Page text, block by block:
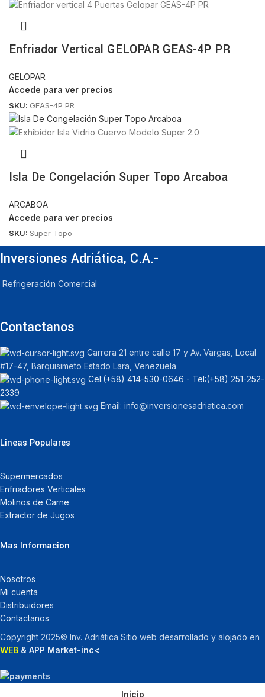
Enfriador Vertical GELOPAR GEAS-4P PR
GELOPAR
Accede para ver precios
SKU: GEAS-4P PR
Isla De Congelación Super Topo Arcaboa
ARCABOA
Accede para ver precios
SKU: Super Topo
Inversiones Adriática, C.A.-
Refrigeración Comercial
Contactanos
Carrera 21 entre calle 17 y Av. Vargas, Local
#17-47, Barquisimeto Estado Lara, Venezuela
Cel:‪(+58) 414-530-0646‬ - Tel:‪(+58) 251-252-
2339
Email: info@inversionesadriatica.com
Lineas Populares
Supermercados
Enfriadores Verticales
Molinos de Carne
Extractor de Jugos
Mas Informacion
Nosotros
Mi cuenta
Distribuidores
Contactanos
Copyright 2025© Inv. Adriática Sitio web desarrollado y alojado en
WEB & APP Market-inc<
Inicio